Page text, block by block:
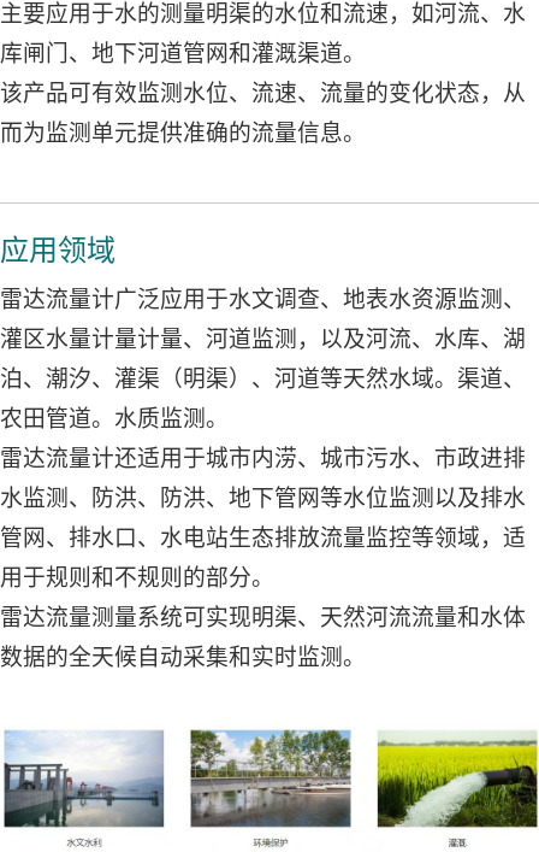
主要应用于水的测量明渠的水位和流速，如河流、水
库闸门、地下河道管网和灌溉渠道。
该产品可有效监测水位、流速、流量的变化状态，从
而为监测单元提供准确的流量信息。
应用领域
雷达流量计广泛应用于水文调查、地表水资源监测、
灌区水量计量计量、河道监测，以及河流、水库、湖
泊、潮汐、灌渠（明渠）、河道等天然水域。渠道、
农田管道。水质监测。
雷达流量计还适用于城市内涝、城市污水、市政进排
水监测、防洪、防洪、地下管网等水位监测以及排水
管网、排水口、水电站生态排放流量监控等领域，适
用于规则和不规则的部分。
雷达流量测量系统可实现明渠、天然河流流量和水体
数据的全天候自动采集和实时监测。